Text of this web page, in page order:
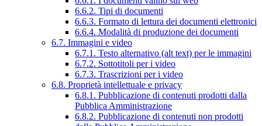
6.6.2. Tipi di documenti
6.6.3. Formato di lettura dei documenti elettronici
6.6.4. Modalità di produzione dei documenti
6.7. Immagini e video
6.7.1. Testo alternativo (alt text) per le immagini
6.7.2. Sottotitoli per i video
6.7.3. Trascrizioni per i video
6.8. Proprietà intellettuale e privacy
6.8.1. Pubblicazione di contenuti prodotti dalla
Pubblica Amministrazione
6.8.2. Pubblicazione di contenuti non prodotti